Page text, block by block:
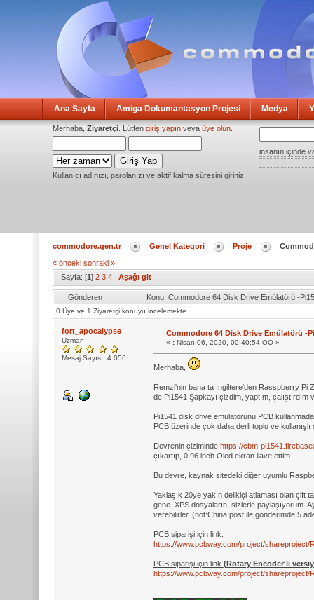
Ana Sayfa Amiga Dokumantasyon Projesi Medya
Merhaba, Ziyaretçi . Lütfen giriş yapın veya üye olun
Kullanıcı adınızı, parolanızı ve aktif kalma süresini giriniz
insanın içinde
commodore.gen.tr Genel Kategori Proje
« önceki sonraki »
Sayfa: [1] 2 3 4 Aşağı git
Gönderen Konu: Commodore 64 Disk Drive Emülatörü -
0 Üye ve 1 Ziyaretçi konuyu incelemekte.
fort_apocalypse
Uzman
Mesaj Sayısı: 4.056
Commodore 64 Disk Drive Emülatörü -
« :Nisan 06, 2020, 00:40:54 ÖÖ »
Merhaba,
Remzi'nin bana ta İngiltere'den Rasspberry Pi
de Pi1541 Şapkayı çizdim, yaptım,
Pi1541 disk drive emulatörünü PCB
PCB üzerinde çok daha derli toplu ve
Devrenin çiziminde https://cbm-
çıkartıp, 0.96 inch Oled ekran ilave ettim.
Bu devre, kaynak sitedeki diğer uyumlu
Yaklaşık 20ye yakın delikiçi atlaması olan çift
gene .XPS dosyalarını sizlerle paylaşıyorum.
verebilirler. (not:China post ile gönderimde 5
PCB siparişi için link:
https://www.pcbway.com/project/shareproject/
PCB siparişi için link (Rotary Encoder'lı
https://www.pcbway.com/project/shareproject/